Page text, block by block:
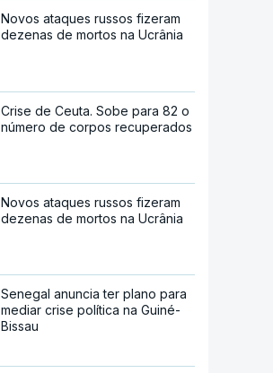
Novos ataques russos fizeram
dezenas de mortos na Ucrânia
Crise de Ceuta. Sobe para 82 o
número de corpos recuperados
Novos ataques russos fizeram
dezenas de mortos na Ucrânia
Senegal anuncia ter plano para
mediar crise política na Guiné-
Bissau